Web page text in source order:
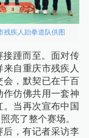
残疾人跆拳道队供图
接踵而至。面对传
自重庆市残疾人
会，默契已在千百
作仿佛共用一套神
当再次宣布中国
亮了整个赛场。
，有记者采访李